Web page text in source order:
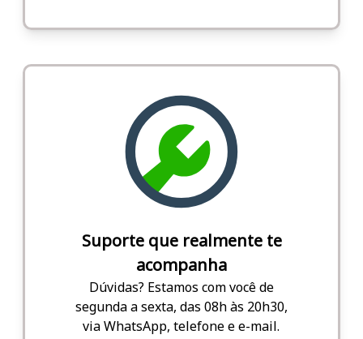
Suporte que realmente te
acompanha
Dúvidas? Estamos com você de
segunda a sexta, das 08h às 20h30,
via WhatsApp, telefone e e-mail.